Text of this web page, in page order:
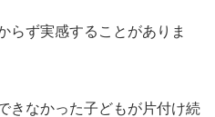
らず実感することがありま
きなかった子どもが片付け続